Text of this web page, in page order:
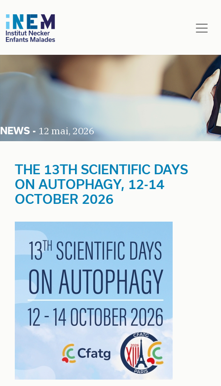
Aller au contenu principal
12 mai, 2026
THE 13TH SCIENTIFIC DAYS
ON AUTOPHAGY, 12-14
OCTOBER 2026